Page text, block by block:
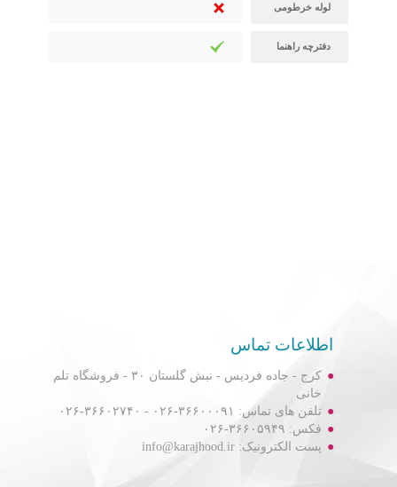
لوله خرطومی
دفترچه راهنما
اطلاعات تماس
کرج - جاده فردیس - نبش گلستان ۳۰ - فروشگاه تلم
خانی
تلفن های تماس: ۳۶۶۰۰۰۹۱-۰۲۶ - ۳۶۶۰۲۷۴۰-۰۲۶
فکس: ۳۶۶۰۵۹۴۹-۰۲۶
پست الکترونیک: info@karajhood.ir